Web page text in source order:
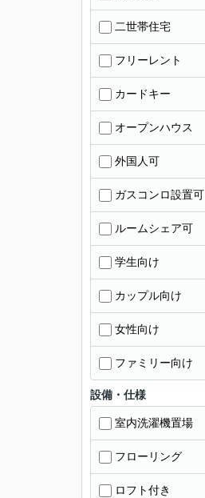
二世帯住宅
フリーレント
カードキー
オープンハウス
外国人可
ガスコンロ設置可
ルームシェア可
学生向け
カップル向け
女性向け
ファミリー向け
設備・仕様
室内洗濯機置場
フローリング
ロフト付き